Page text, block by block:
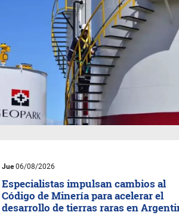
Jue06/08/2026
Especialistas impulsan cambios al
Código de Minería para acelerar el
desarrollo de tierras raras en